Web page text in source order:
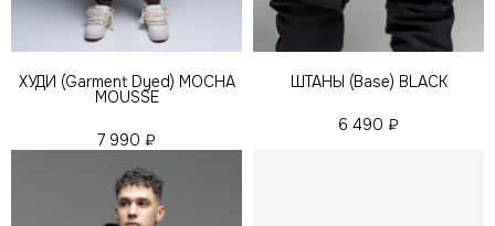
ХУДИ (Garment Dyed) MOCHA
MOUSSE
7 990 ₽
ШТАНЫ (Base) BLACK
6 490 ₽